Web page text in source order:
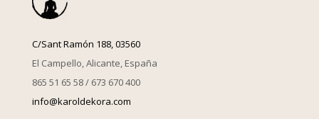
C/Sant Ramón 188, 03560
El Campello, Alicante, España
865 51 65 58 / 673 670 400
info@karoldekora.com